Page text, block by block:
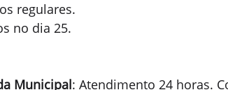
regulares.
no dia 25.
Municipal: Atendimento 24 horas.